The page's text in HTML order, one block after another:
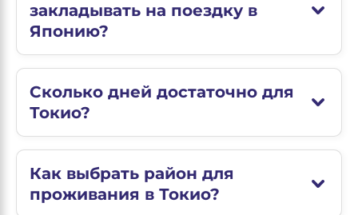
закладывать на поездку в
Японию?
Сколько дней достаточно для
Токио?
Как выбрать район для
проживания в Токио?